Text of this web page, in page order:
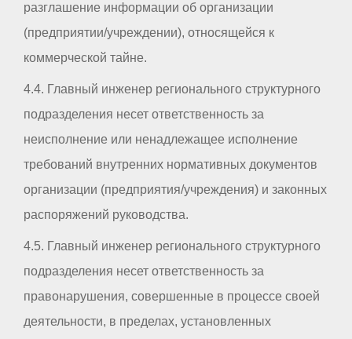
разглашение информации об организации
(предприятии/учреждении), относящейся к
коммерческой тайне.
4.4. Главный инженер регионального структурного
подразделения несет ответственность за
неисполнение или ненадлежащее исполнение
требований внутренних нормативных документов
организации (предприятия/учреждения) и законных
распоряжений руководства.
4.5. Главный инженер регионального структурного
подразделения несет ответственность за
правонарушения, совершенные в процессе своей
деятельности, в пределах, установленных